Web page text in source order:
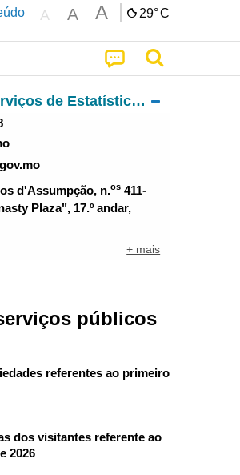
A A A 29°C
Direcção dos Serviços de Estatística e Censos
d'Assumpção, n.os 411-
Plaza", 17.º andar,
+ mais
públicos
referentes ao primeiro
dos visitantes referente ao
2026